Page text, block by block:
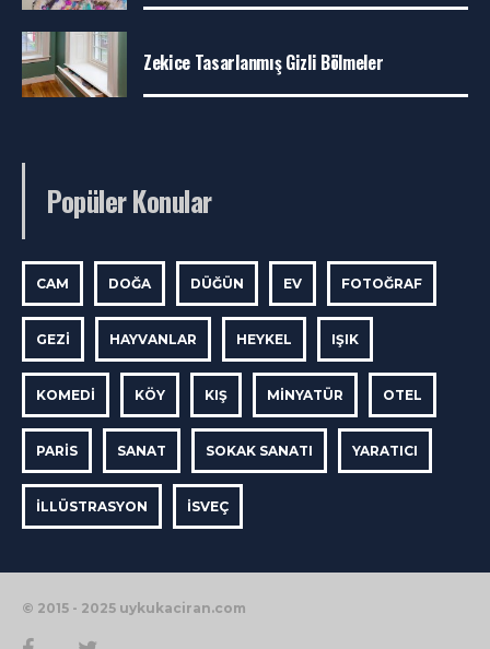
Zekice Tasarlanmış Gizli Bölmeler
Popüler Konular
CAM DOĞA DÜĞÜN EV FOTOĞRAF
GEZI HAYVANLAR HEYKEL IŞIK
KOMEDI KÖY KIŞ MINYATÜR OTEL
PARIS SANAT SOKAK SANATI YARATICI
İLLÜSTRASYON İSVEÇ
© 2015 - 2025 uykukaciran.com